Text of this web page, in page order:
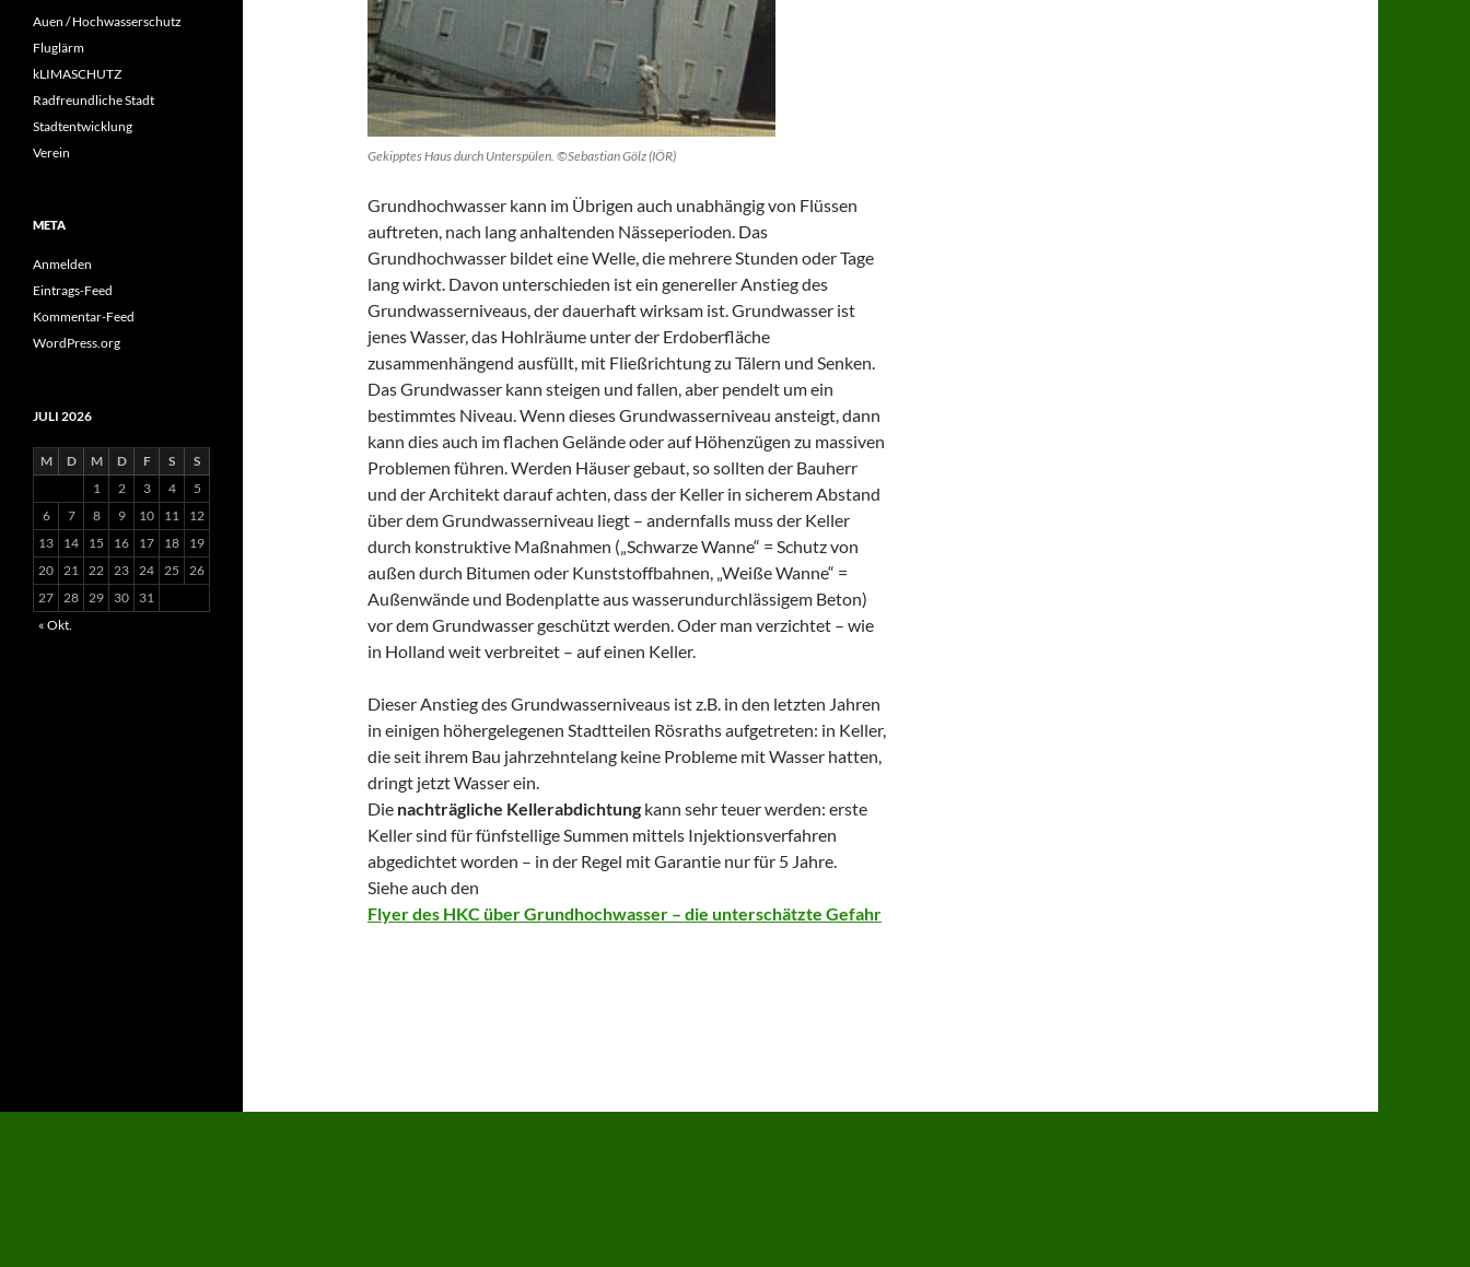
Gekipptes Haus durch Unterspülen. ©Sebastian Gölz (IÖR)
Grundhochwasser kann im Übrigen auch unabhängig von Flüssen
auftreten, nach lang anhaltenden Nässeperioden. Das
Grundhochwasser bildet eine Welle, die mehrere Stunden oder Tage
lang wirkt. Davon unterschieden ist ein genereller Anstieg des
Grundwasserniveaus, der dauerhaft wirksam ist. Grundwasser ist
jenes Wasser, das Hohlräume unter der Erdoberfläche
zusammenhängend ausfüllt, mit Fließrichtung zu Tälern und Senken.
Das Grundwasser kann steigen und fallen, aber pendelt um ein
bestimmtes Niveau. Wenn dieses Grundwasserniveau ansteigt, dann
kann dies auch im flachen Gelände oder auf Höhenzügen zu massiven
Problemen führen. Werden Häuser gebaut, so sollten der Bauherr
und der Architekt darauf achten, dass der Keller in sicherem Abstand
über dem Grundwasserniveau liegt – andernfalls muss der Keller
durch konstruktive Maßnahmen („Schwarze Wanne“ = Schutz von
außen durch Bitumen oder Kunststoffbahnen, „Weiße Wanne“ =
Außenwände und Bodenplatte aus wasserundurchlässigem Beton)
vor dem Grundwasser geschützt werden. Oder man verzichtet – wie
in Holland weit verbreitet – auf einen Keller.
Dieser Anstieg des Grundwasserniveaus ist z.B. in den letzten Jahren
in einigen höhergelegenen Stadtteilen Rösraths aufgetreten: in Keller,
die seit ihrem Bau jahrzehntelang keine Probleme mit Wasser hatten,
dringt jetzt Wasser ein.
Die nachträgliche Kellerabdichtung kann sehr teuer werden: erste
Keller sind für fünfstellige Summen mittels Injektionsverfahren
abgedichtet worden – in der Regel mit Garantie nur für 5 Jahre.
Siehe auch den
Flyer des HKC über Grundhochwasser – die unterschätzte Gefahr
Auen / Hochwasserschutz
Fluglärm
kLIMASCHUTZ
Radfreundliche Stadt
Stadtentwicklung
Verein
META
Anmelden
Eintrags-Feed
Kommentar-Feed
WordPress.org
JULI 2026
M D M D F S
S
1
2 3 4
5
6
7 8 9 10 11
12
13
14 15 16 17 18
19
20 21 22 23 24 25
26
27 28 29 30
31
« Okt.